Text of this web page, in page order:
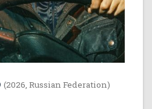
(2026, Russian Federation)